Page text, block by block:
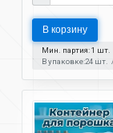
В корзину
Мин. партия: 1 шт.
В упаковке:24 шт.